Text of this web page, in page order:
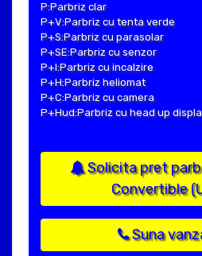
P:Parbriz clar
P+V:Parbriz cu tenta verde
P+S:Parbriz cu parasolar
P+SE:Parbriz cu senzor
P+I:Parbriz cu incalzire
P+H:Parbriz heliomat
P+C:Parbriz cu camera
P+Hud:Parbriz cu head up
Solicita pret
Convertible
Suna